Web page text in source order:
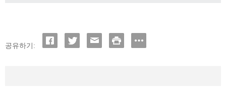
공유하기: